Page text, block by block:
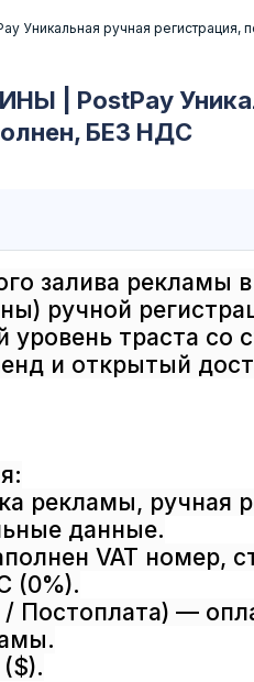
Уникальная ручная
| PostPay
БЕЗ НДС
залива рекламы
ручной
траста со
и открытый
рекламы, ручная
данные.
VAT номер,
(0%).
/ Постоплата) —